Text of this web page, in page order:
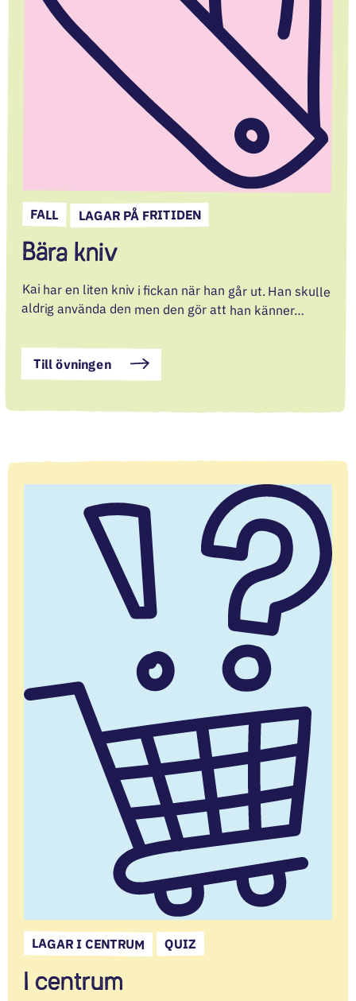
FALL LAGAR PÅ FRITIDEN
Bära kniv
Kai har en liten kniv i fickan när han går ut. Han skulle
aldrig använda den men den gör att han känner…
Till övningen
LAGAR I CENTRUM QUIZ
I centrum